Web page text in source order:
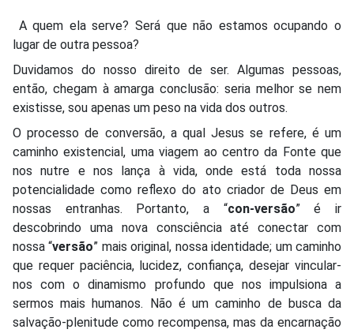
A quem ela serve? Será que não estamos ocupando o
lugar de outra pessoa?
Duvidamos do nosso direito de ser. Algumas pessoas,
então, chegam à amarga conclusão: seria melhor se nem
existisse, sou apenas um peso na vida dos outros.
O processo de conversão, a qual Jesus se refere, é um
caminho existencial, uma viagem ao centro da Fonte que
nos nutre e nos lança à vida, onde está toda nossa
potencialidade como reflexo do ato criador de Deus em
nossas entranhas. Portanto, a “con-versão” é ir
descobrindo uma nova consciência até conectar com
nossa “versão” mais original, nossa identidade; um caminho
que requer paciência, lucidez, confiança, desejar vincular-
nos com o dinamismo profundo que nos impulsiona a
sermos mais humanos. Não é um caminho de busca da
salvação-plenitude como recompensa, mas da encarnação